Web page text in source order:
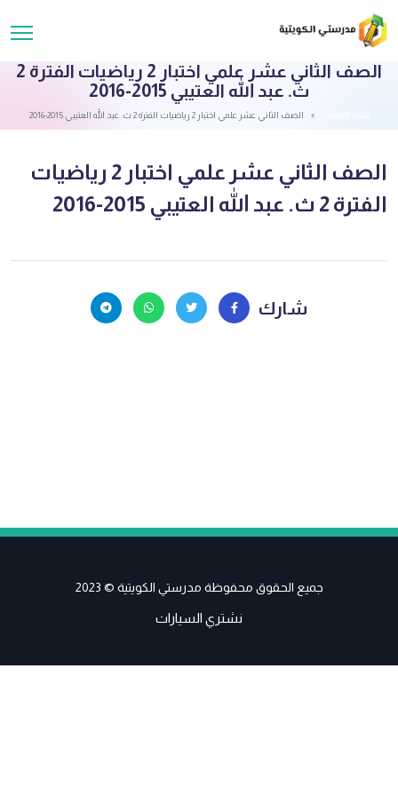
الصف الثاني عشر علمي اختبار 2 رياضيات الفترة 2
ث. عبد الله العتيبي 2015-2016
الصف الثاني عشر علمي اختبار 2 رياضيات الفترة 2 ث. عبد الله العتيبي 2015-2016
الصف الثاني عشر علمي اختبار 2 رياضيات
الفترة 2 ث. عبد الله العتيبي 2015-2016
شارك
جميع الحقوق محفوظة مدرستي الكويتية © 2023
نشتري السيارات